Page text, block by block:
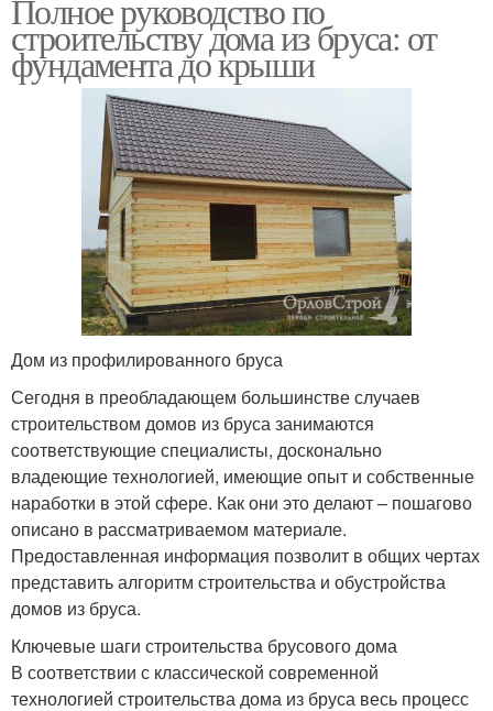
Полное руководство по
строительству дома из бруса: от
фундамента до крыши
Дом из профилированного бруса
Сегодня в преобладающем большинстве случаев
строительством домов из бруса занимаются
соответствующие специалисты, досконально
владеющие технологией, имеющие опыт и собственные
наработки в этой сфере. Как они это делают – пошагово
описано в рассматриваемом материале.
Предоставленная информация позволит в общих чертах
представить алгоритм строительства и обустройства
домов из бруса.
Ключевые шаги строительства брусового дома
В соответствии с классической современной
технологией строительства дома из бруса весь процесс